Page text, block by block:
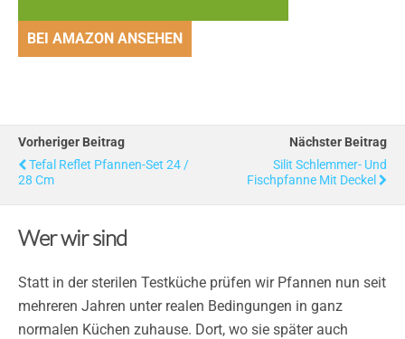
BEI AMAZON ANSEHEN
Vorheriger Beitrag
Tefal Reflet Pfannen-Set 24 /
28 Cm
Nächster Beitrag
Silit Schlemmer- Und
Fischpfanne Mit Deckel
Wer wir sind
Statt in der sterilen Testküche prüfen wir Pfannen nun seit
mehreren Jahren unter realen Bedingungen in ganz
normalen Küchen zuhause. Dort, wo sie später auch